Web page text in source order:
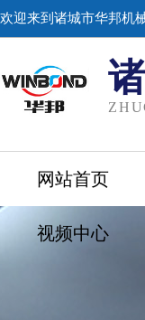
欢迎来到诸城市华邦机
网站首页
视频中心